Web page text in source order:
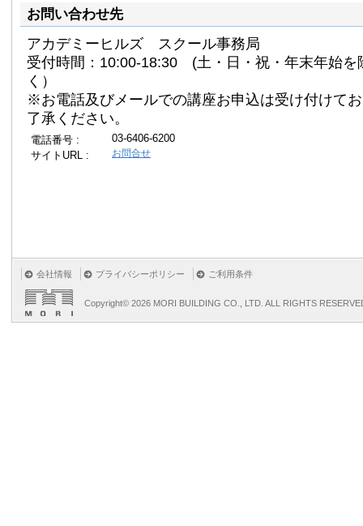
お問い合わせ先
アカデミーヒルズ スクール事務局
受付時間：10:00-18:30 (土・日・祝・年末年始を
く）
※お電話及びメールでの講座お申込は受け付けて
了承ください。
電話番号 :
03-6406-6200
サイトURL :
お問合せ
会社情報 プライバシーポリシー ご利用条件
Copyright© 2026 MORI BUILDING CO., LTD. ALL RIGHTS